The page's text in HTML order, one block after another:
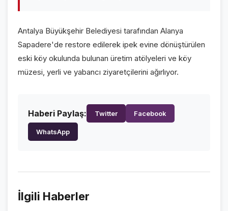
VİDEO GALERİ
FOTO GALERİ
KURUMSAL
KÜNYE
Antalya Büyükşehir Belediyesi tarafından Alanya
Sapadere'de restore edilerek ipek evine dönüştürülen
eski köy okulunda bulunan üretim atölyeleri ve köy
müzesi, yerli ve yabancı ziyaretçilerini ağırlıyor.
Haberi Paylaş: Twitter Facebook
WhatsApp
İlgili Haberler